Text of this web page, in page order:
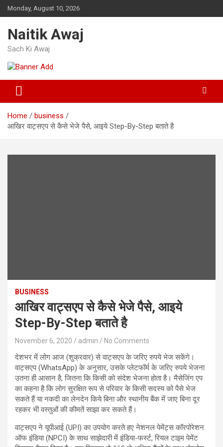
Skip
to
Monday, August 10, 2026
Naitik Awaj
Sach Ki Awaj
Home
business
आखिर वाट्सएप से कैसे भेजे पैसे, आइये Step-By-Step बताते है
BUSINESS
आखिर वाट्सएप से कैसे भेजे पैसे, आइये
Step-By-Step बताते है
November 6, 2020 admin No Comments
देशभर में लोग आज (शुक्रवार) से वाट्सएप के जरिए रुपये भेज सकेंगे।
वाट्सएप (WhatsApp) के अनुसार, उसके प्लेटफॉर्म के जरिए रुपये भेजना
उतना ही आसान है, जितना कि किसी को संदेश भेजना होता है। मैसेजिंग एप
का कहना है कि लोग सुरक्षित रूप से परिवार के किसी सदस्य को पैसे भेज
सकते हैं या नकदी का लेनदेन किये बिना और स्थानीय बैंक में जाए बिना दूर
रहकर भी वस्तुओं की कीमतें साझा कर सकते हैं।
वाट्सएप ने यूपीआई (UPI) का उपयोग करते हए नेशनल पेमेंट्स कॉरपोरेशन
ऑफ इंडिया (NPCI) के साथ साझेदारी में इंडिया-फर्स्ट, रियल टाइम पेमेंट